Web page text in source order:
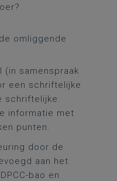
omliggende
samenspraak
een schriftelijke
schriftelijke
informatie met
punten.
door de
aan het
bao en